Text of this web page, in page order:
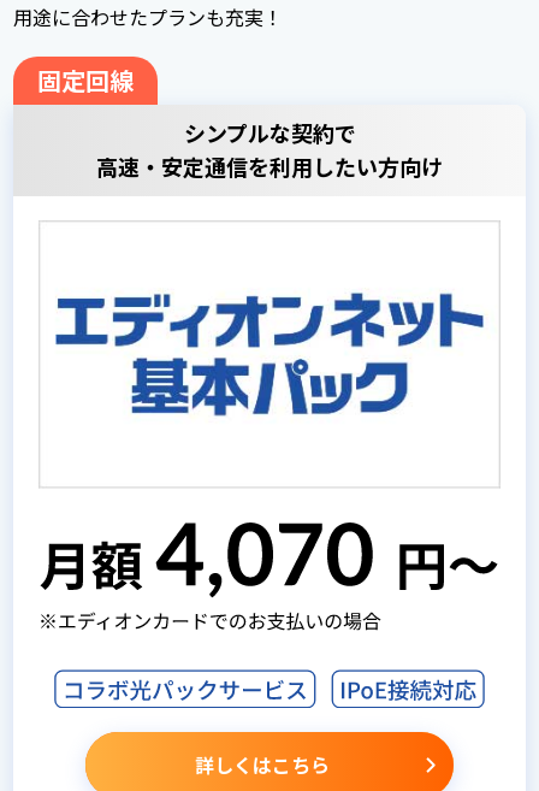
用途に合わせたプランも充実！
固定回線
シンプルな契約で
高速・安定通信を利用したい方向け
詳しくはこちら